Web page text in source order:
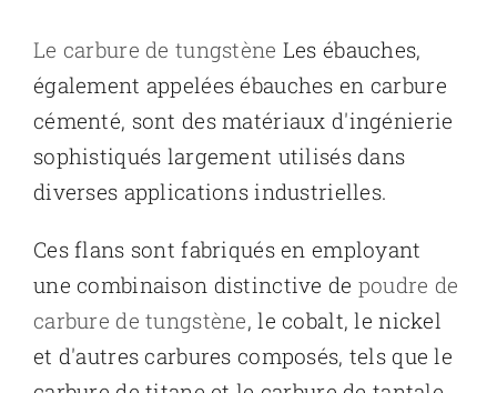
Le carbure de tungstène Les ébauches,
également appelées ébauches en carbure
cémenté, sont des matériaux d'ingénierie
sophistiqués largement utilisés dans
diverses applications industrielles.
Ces flans sont fabriqués en employant
une combinaison distinctive de poudre de
carbure de tungstène, le cobalt, le nickel
et d'autres carbures composés, tels que le